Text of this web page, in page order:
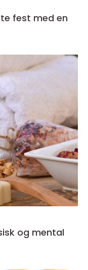
fest med en
og mental